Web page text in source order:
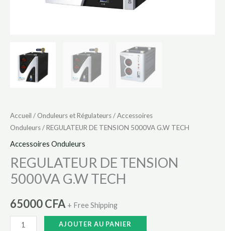
Accueil / Onduleurs et Régulateurs/Accessoires
Onduleurs/ REGULATEUR DE TENSION 5000VA G.W TECH
Accessoires Onduleurs
REGULATEUR DE TENSION
5000VA G.W TECH
65000CFA + Free Shipping
AJOUTER AU PANIER